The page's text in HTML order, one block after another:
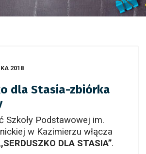
2018
dla Stasia-zbiórka
Szkoły Podstawowej im.
w Kazimierzu włącza
DLA STASIA’’.